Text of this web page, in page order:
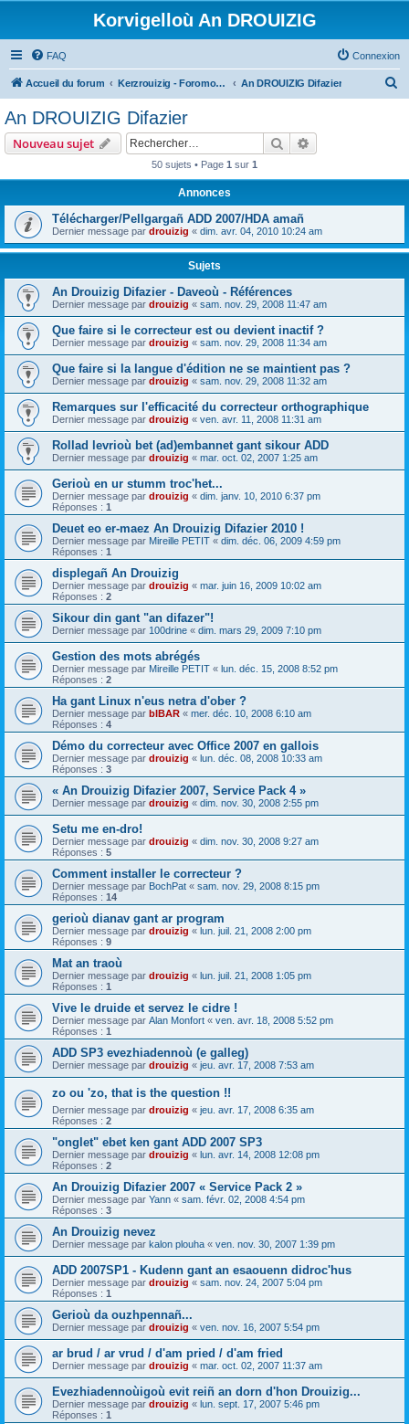
Korvigelloù An DROUIZIG
FAQ Connexion
Accueil du forum Kerzrouizig - Foromoù An Drouizig An DROUIZIG Difazier
e
r
An DROUIZIG Difazier
Nouveau sujet Rechercher
50 sujets • Page 1 sur 1
Annonces
Télécharger/Pellgargañ ADD 2007/HDA amañ
Dernier message par drouizig « dim. avr. 04, 2010 10:24 am
Sujets
An Drouizig Difazier - Daveoù - Références
Dernier message par drouizig « sam. nov. 29, 2008 11:47 am
Que faire si le correcteur est ou devient inactif ?
Dernier message par drouizig « sam. nov. 29, 2008 11:34 am
Que faire si la langue d'édition ne se maintient pas ?
Dernier message par drouizig « sam. nov. 29, 2008 11:32 am
Remarques sur l'efficacité du correcteur orthographique
Dernier message par drouizig « ven. avr. 11, 2008 11:31 am
Rollad levrioù bet (ad)embannet gant sikour ADD
Dernier message par drouizig « mar. oct. 02, 2007 1:25 am
Gerioù en ur stumm troc'het...
Dernier message par drouizig « dim. janv. 10, 2010 6:37 pm
Réponses : 1
Deuet eo er-maez An Drouizig Difazier 2010 !
Dernier message par Mireille PETIT « dim. déc. 06, 2009 4:59 pm
Réponses : 1
displegañ An Drouizig
Dernier message par drouizig « mar. juin 16, 2009 10:02 am
Réponses : 2
Sikour din gant "an difazer"!
Dernier message par 100drine « dim. mars 29, 2009 7:10 pm
Gestion des mots abrégés
Dernier message par Mireille PETIT « lun. déc. 15, 2008 8:52 pm
Réponses : 2
Ha gant Linux n'eus netra d'ober ?
Dernier message par bIBAR « mer. déc. 10, 2008 6:10 am
Réponses : 4
Démo du correcteur avec Office 2007 en gallois
Dernier message par drouizig « lun. déc. 08, 2008 10:33 am
Réponses : 3
« An Drouizig Difazier 2007, Service Pack 4 »
Dernier message par drouizig « dim. nov. 30, 2008 2:55 pm
Setu me en-dro!
Dernier message par drouizig « dim. nov. 30, 2008 9:27 am
Réponses : 5
Comment installer le correcteur ?
Dernier message par BochPat « sam. nov. 29, 2008 8:15 pm
Réponses : 14
gerioù dianav gant ar program
Dernier message par drouizig « lun. juil. 21, 2008 2:00 pm
Réponses : 9
Mat an traoù
Dernier message par drouizig « lun. juil. 21, 2008 1:05 pm
Réponses : 1
Vive le druide et servez le cidre !
Dernier message par Alan Monfort « ven. avr. 18, 2008 5:52 pm
Réponses : 1
ADD SP3 evezhiadennoù (e galleg)
Dernier message par drouizig « jeu. avr. 17, 2008 7:53 am
zo ou 'zo, that is the question !!
Dernier message par drouizig « jeu. avr. 17, 2008 6:35 am
Réponses : 2
"onglet" ebet ken gant ADD 2007 SP3
Dernier message par drouizig « lun. avr. 14, 2008 12:08 pm
Réponses : 2
An Drouizig Difazier 2007 « Service Pack 2 »
Dernier message par Yann « sam. févr. 02, 2008 4:54 pm
Réponses : 3
An Drouizig nevez
Dernier message par kalon plouha « ven. nov. 30, 2007 1:39 pm
ADD 2007SP1 - Kudenn gant an esaouenn didroc'hus
Dernier message par drouizig « sam. nov. 24, 2007 5:04 pm
Réponses : 1
Gerioù da ouzhpennañ...
Dernier message par drouizig « ven. nov. 16, 2007 5:54 pm
ar brud / ar vrud / d'am pried / d'am fried
Dernier message par drouizig « mar. oct. 02, 2007 11:37 am
Evezhiadennoùigoù evit reiñ an dorn d'hon Drouizig...
Dernier message par drouizig « lun. sept. 17, 2007 5:46 pm
Réponses : 1